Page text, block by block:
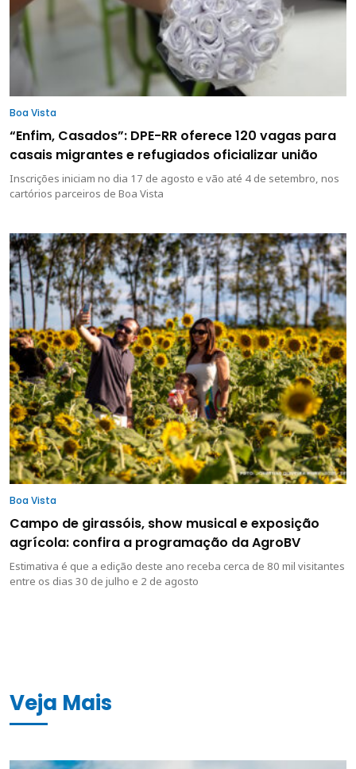
Boa Vista
“Enfim, Casados”: DPE-RR oferece 120 vagas para
casais migrantes e refugiados oficializar união
Inscrições iniciam no dia 17 de agosto e vão até 4 de setembro, nos
cartórios parceiros de Boa Vista
Boa Vista
Campo de girassóis, show musical e exposição
agrícola: confira a programação da AgroBV
Estimativa é que a edição deste ano receba cerca de 80 mil visitantes
entre os dias 30 de julho e 2 de agosto
Veja Mais